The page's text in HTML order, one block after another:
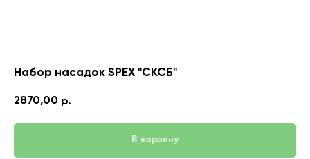
Набор насадок SPEX "СКСБ"
2870,00 р.
В корзину